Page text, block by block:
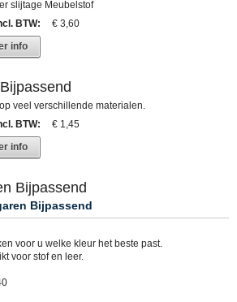
slijtage Meubelstof
BTW:
€ 3,60
info
veel verschillende materialen.
BTW:
€ 1,45
info
Bijpassend
Bijpassend
voor u welke kleur het beste past.
voor stof en leer.